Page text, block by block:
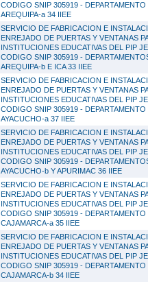
CODIGO SNIP 305919 - DEPARTAMENTO
AREQUIPA-a 34 IIEE
SERVICIO DE FABRICACION E
ENREJADO DE PUERTAS Y VENTANAS
INSTITUCIONES EDUCATIVAS DEL PIP
CODIGO SNIP 305919 -
AREQUIPA-b E ICA 33 IIEE
SERVICIO DE FABRICACION E
ENREJADO DE PUERTAS Y VENTANAS
INSTITUCIONES EDUCATIVAS DEL PIP
CODIGO SNIP 305919 - DEPARTAMENTO
AYACUCHO-a 37 IIEE
SERVICIO DE FABRICACION E
ENREJADO DE PUERTAS Y VENTANAS
INSTITUCIONES EDUCATIVAS DEL PIP
CODIGO SNIP 305919 -
AYACUCHO-b Y APURIMAC 36 IIEE
SERVICIO DE FABRICACION E
ENREJADO DE PUERTAS Y VENTANAS
INSTITUCIONES EDUCATIVAS DEL PIP
CODIGO SNIP 305919 - DEPARTAMENTO
CAJAMARCA-a 35 IIEE
SERVICIO DE FABRICACION E
ENREJADO DE PUERTAS Y VENTANAS
INSTITUCIONES EDUCATIVAS DEL PIP
CODIGO SNIP 305919 - DEPARTAMENTO
CAJAMARCA-b 34 IIEE